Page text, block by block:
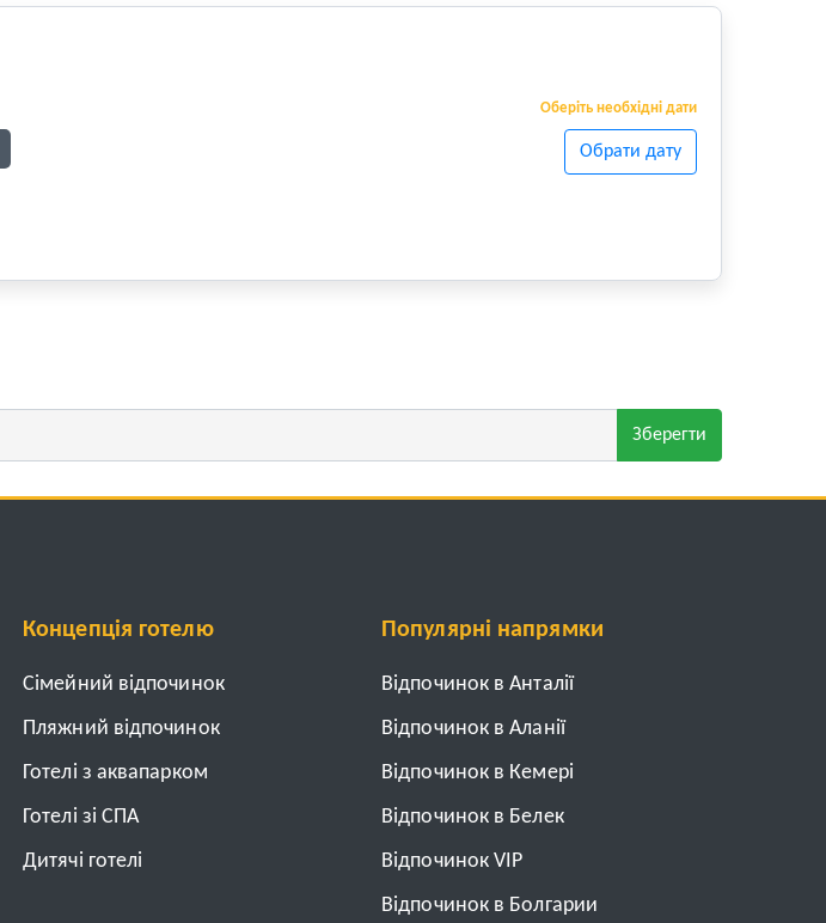
Оберіть необхідні дати
Обрати дату
Зберегти
Концепція готелю
Cімейний відпочинок
Пляжний відпочинок
Готелі з аквапарком
Готелі зі СПА
Дитячі готелі
Популярні напрямки
Відпочинок в Анталії
Відпочинок в Аланії
Відпочинок в Кемері
Відпочинок в Белек
Відпочинок VIP
Відпочинок в Болгарии